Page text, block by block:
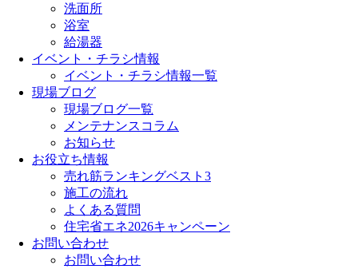
洗面所
浴室
給湯器
イベント・チラシ情報
イベント・チラシ情報一覧
現場ブログ
現場ブログ一覧
メンテナンスコラム
お知らせ
お役立ち情報
売れ筋ランキングベスト3
施工の流れ
よくある質問
住宅省エネ2026キャンペーン
お問い合わせ
お問い合わせ